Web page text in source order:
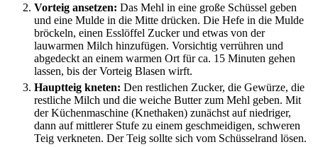
Vorteig ansetzen: Das Mehl in eine große Schüssel geben
und eine Mulde in die Mitte drücken. Die Hefe in die Mulde
bröckeln, einen Esslöffel Zucker und etwas von der
lauwarmen Milch hinzufügen. Vorsichtig verrühren und
abgedeckt an einem warmen Ort für ca. 15 Minuten gehen
lassen, bis der Vorteig Blasen wirft.
Hauptteig kneten: Den restlichen Zucker, die Gewürze, die
restliche Milch und die weiche Butter zum Mehl geben. Mit
der Küchenmaschine (Knethaken) zunächst auf niedriger,
dann auf mittlerer Stufe zu einem geschmeidigen, schweren
Teig verkneten. Der Teig sollte sich vom Schüsselrand lösen.